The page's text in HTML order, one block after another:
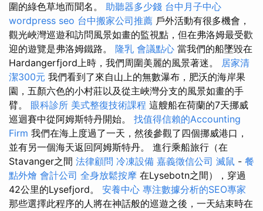
圍的綠色草地而聞名。 助聽器多少錢 台中月子中心
wordpress seo 台中搬家公司推薦 戶外活動有很多機會，
觀光峽灣巡遊和訪問風景如畫的監視點，但在弗洛姆最受歡
迎的遊覽是弗洛姆鐵路。 隆乳 會議點心 當我們的船墜毀在
Hardangerfjord上時，我們周圍美麗的風景著迷。 居家清
潔300元 我們看到了來自山上的無數瀑布，肥沃的海岸果
園，五顏六色的小村莊以及從主峽灣分支的風景如畫的手
臂。 眼科診所 美式整復技術課程 這艘船在荷蘭的7天挪威
巡迴賽中從阿姆斯特丹開始。 找值得信賴的Accounting
Firm 我們在海上度過了一天，然後參觀了四個挪威港口，
並有另一個海天返回阿姆斯特丹。 進行乘船旅行（在
Stavanger之間 法律顧問 冷凍設備 嘉義徵信公司 滅鼠 - 餐
點外燴 會計公司 全身放鬆按摩 在Lysebotn之間），穿過
42公里的Lysefjord。 安養中心 專注數據分析的SEO專家
那些選擇此程序的人將在神話般的巡遊之後，一天結束時在